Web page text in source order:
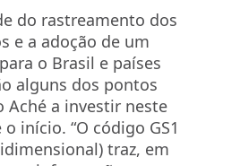
do rastreamento dos
e a adoção de um
o Brasil e países
alguns dos pontos
Aché a investir neste
início. “O código GS1
traz, em